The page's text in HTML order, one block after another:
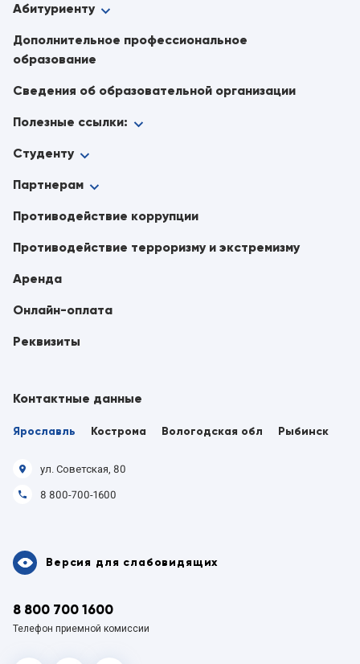
Абитуриенту
Дополнительное профессиональное
образование
Сведения об образовательной организации
Полезные ссылки:
Версия для слабовидящих
8 800 700 1600
Телефон приемной комиссии
Студенту
Партнерам
Противодействие коррупции
Противодействие терроризму и экстремизму
Аренда
Онлайн-оплата
Реквизиты
Контактные данные
Ярославль Кострома Вологодская обл Рыбинск
ул. Советская, 80
8 800-700-1600